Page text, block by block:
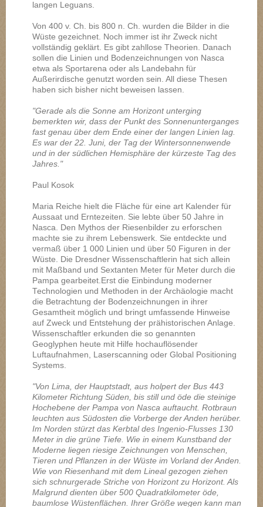
langen Leguans.
Von 400 v. Ch. bis 800 n. Ch. wurden die Bilder in die
Wüste gezeichnet. Noch immer ist ihr Zweck nicht
vollständig geklärt. Es gibt zahllose Theorien. Danach
sollen die Linien und Bodenzeichnungen von Nasca
etwa als Sportarena oder als Landebahn für
Außerirdische genutzt worden sein. All diese Thesen
haben sich bisher nicht beweisen lassen.
"Gerade als die Sonne am Horizont unterging
bemerkten wir, dass der Punkt des Sonnenunterganges
fast genau über dem Ende einer der langen Linien lag.
Es war der 22. Juni, der Tag der Wintersonnenwende
und in der südlichen Hemisphäre der kürzeste Tag des
Jahres."
Paul Kosok
Maria Reiche hielt die Fläche für eine art Kalender für
Aussaat und Erntezeiten. Sie lebte über 50 Jahre in
Nasca. Den Mythos der Riesenbilder zu erforschen
machte sie zu ihrem Lebenswerk. Sie entdeckte und
vermaß über 1 000 Linien und über 50 Figuren in der
Wüste. Die Dresdner Wissenschaftlerin hat sich allein
mit Maßband und Sextanten Meter für Meter durch die
Pampa gearbeitet.Erst die Einbindung moderner
Technologien und Methoden in der Archäologie macht
die Betrachtung der Bodenzeichnungen in ihrer
Gesamtheit möglich und bringt umfassende Hinweise
auf Zweck und Entstehung der prähistorischen Anlage.
Wissenschaftler erkunden die so genannten
Geoglyphen heute mit Hilfe hochauflösender
Luftaufnahmen, Laserscanning oder Global Positioning
Systems.
"Von Lima, der Hauptstadt, aus holpert der Bus 443
Kilometer Richtung Süden, bis still und öde die steinige
Hochebene der Pampa von Nasca auftaucht. Rotbraun
leuchten aus Südosten die Vorberge der Anden herüber.
Im Norden stürzt das Kerbtal des Ingenio-Flusses 130
Meter in die grüne Tiefe. Wie in einem Kunstband der
Moderne liegen riesige Zeichnungen von Menschen,
Tieren und Pflanzen in der Wüste im Vorland der Anden.
Wie von Riesenhand mit dem Lineal gezogen ziehen
sich schnurgerade Striche von Horizont zu Horizont. Als
Malgrund dienten über 500 Quadratkilometer öde,
baumlose Wüstenflächen. Ihrer Größe wegen kann man